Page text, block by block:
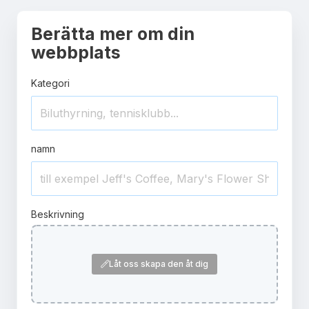
Berätta mer om din
webbplats
Kategori
namn
Beskrivning
Låt oss skapa den åt dig